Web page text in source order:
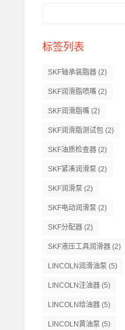
标签列表
SKF轴承装脂器 (2)
SKF润滑脂喷嘴 (2)
SKF润滑脂嘴 (2)
SKF润滑脂测试包 (2)
SKF油质检查器 (2)
SKF紧凑润滑泵 (2)
SKF润滑泵 (2)
SKF电动润滑泵 (2)
SKF分配器 (2)
SKF液压工具润滑器 (2)
LINCOLN润滑油泵 (5)
LINCOLN注油器 (5)
LINCOLN给油器 (5)
LINCOLN黄油泵 (5)